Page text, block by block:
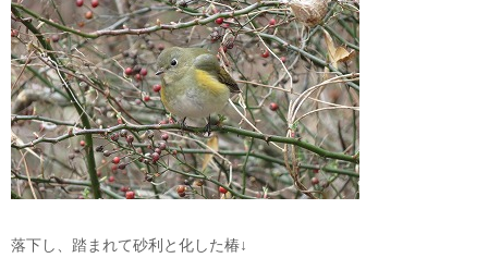
落下し、踏まれて砂利と化した椿↓